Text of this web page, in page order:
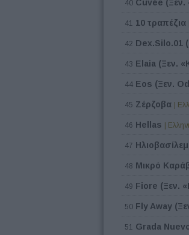
40 Cuvée
41 10 τραπέζια
42 Dex.Silo.01
43 Elaia (Ξεν.
44 Eos (Ξεν.
45 Ζέρζοβα |
46 Hellas |
47
48 Μικρό
49 Fiore (Ξεν.
50 Fly Away
51 Grada